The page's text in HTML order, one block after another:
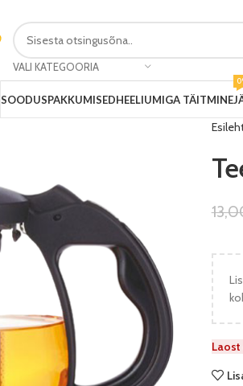
VALI KATEGOORIA
SOODUSPAKKUMISEDHEELIUMIGA TÄITMINE